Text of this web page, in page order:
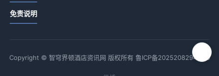
免责说明
Copyright © 智穹界顿酒店资讯网 版权所有 鲁ICP备2025208294号-9